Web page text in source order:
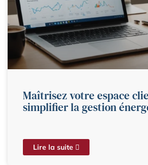
Maîtrisez votre espace
simplifier la gestion
Lire la suite